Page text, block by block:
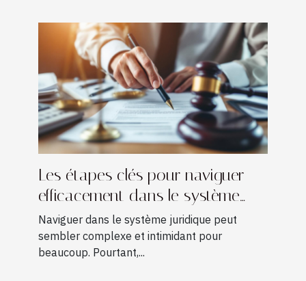
Les étapes clés pour naviguer
efficacement dans le système
juridique
Naviguer dans le système juridique peut
sembler complexe et intimidant pour
beaucoup. Pourtant,...